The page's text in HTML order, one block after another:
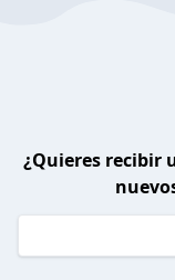
¿Quieres recibir